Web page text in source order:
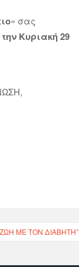
» σας
Κυριακή 29
ΜΕ ΤΟΝ ΔΙΑΒΉΤΗ”